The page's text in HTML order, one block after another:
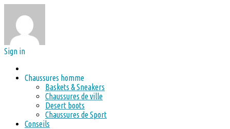
Sign in
Chaussures homme
Baskets & Sneakers
Chaussures de ville
Desert boots
Chaussures de Sport
Conseils